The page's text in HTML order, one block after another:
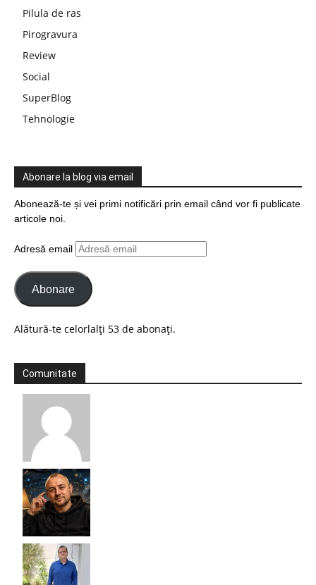
Pilula de ras
Pirogravura
Review
Social
SuperBlog
Tehnologie
Abonare la blog via email
Abonează-te și vei primi notificări prin email când vor fi publicate
articole noi.
Adresă email
Abonare
Alătură-te celorlalți 53 de abonați.
Comunitate